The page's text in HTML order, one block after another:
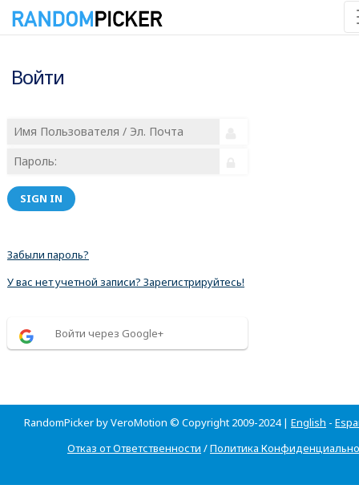
Войти
SIGN IN
Забыли пароль?
У вас нет учетной записи? Зарегистрируйтесь!
Войти через Google+
RandomPicker by VeroMotion © Copyright 2009-2024 | English -
Отказ от Ответственности /Политика